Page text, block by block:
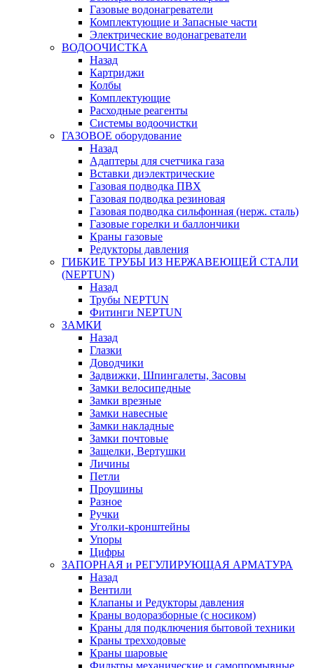
Газовые водонагреватели
Комплектующие и Запасные части
Электрические водонагреватели
ВОДООЧИСТКА
Назад
Картриджи
Колбы
Комплектующие
Расходные реагенты
Системы водоочистки
ГАЗОВОЕ оборудование
Назад
Адаптеры для счетчика газа
Вставки диэлектрические
Газовая подводка ПВХ
Газовая подводка резиновая
Газовая подводка сильфонная (нерж. сталь)
Газовые горелки и баллончики
Краны газовые
Редукторы давления
ГИБКИЕ ТРУБЫ ИЗ НЕРЖАВЕЮЩЕЙ СТАЛИ
(NEPTUN)
Назад
Трубы NEPTUN
Фитинги NEPTUN
ЗАМКИ
Назад
Глазки
Доводчики
Задвижки, Шпингалеты, Засовы
Замки велосипедные
Замки врезные
Замки навесные
Замки накладные
Замки почтовые
Защелки, Вертушки
Личины
Петли
Проушины
Разное
Ручки
Уголки-кронштейны
Упоры
Цифры
ЗАПОРНАЯ и РЕГУЛИРУЮЩАЯ АРМАТУРА
Назад
Вентили
Клапаны и Редукторы давления
Краны водоразборные (с носиком)
Краны для подключения бытовой техники
Краны трехходовые
Краны шаровые
Фильтры механические и самопромывные